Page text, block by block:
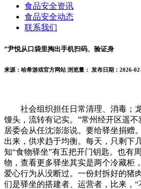
食品安全资讯
食品安全动态
联系我们
”尹悦从口袋里掏出手机扫码、验证身
来源：哈希游戏官方网站 浏览量： 发布日期：2026-
社会组织担任日常清理、消毒；龙
馒头，流转有记实。”常州经开区遥不
居委会从任沈澎澎说。要给驿坐捐赠
出来，供求趋于均衡。每天，只剩下
知“食物驿坐”有五把开门钥匙。也有
物，查看更多驿坐其实是两个冷藏柜
爱心行为从没断过。一份封拆好的猪
们是驿坐的搭建者、运营者，比来，